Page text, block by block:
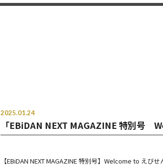
2025.01.24
「EBiDAN NEXT MAGAZINE 特別号
【EBiDAN NEXT MAGAZINE 特別号】Welcome to えびせ